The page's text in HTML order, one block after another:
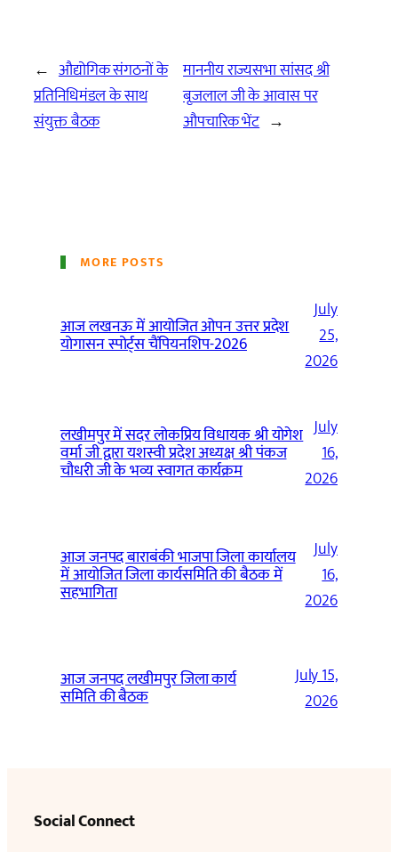
← औद्योगिक संगठनों के
प्रतिनिधिमंडल के साथ
संयुक्त बैठक
माननीय राज्यसभा सांसद श्री
बृजलाल जी के आवास पर
औपचारिक भेंट →
MORE POSTS
आज लखनऊ में आयोजित ओपन उत्तर प्रदेश
योगासन स्पोर्ट्स चैंपियनशिप-2026
July
25,
2026
लखीमपुर में सदर लोकप्रिय विधायक श्री योगेश
वर्मा जी द्वारा यशस्वी प्रदेश अध्यक्ष श्री पंकज
चौधरी जी के भव्य स्वागत कार्यक्रम
July
16,
2026
आज जनपद बाराबंकी भाजपा जिला कार्यालय
में आयोजित जिला कार्यसमिति की बैठक में
सहभागिता
July
16,
2026
आज जनपद लखीमपुर जिला कार्य
समिति की बैठक
July 15,
2026
Social Connect